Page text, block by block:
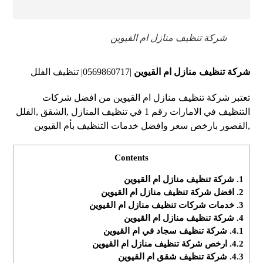
شركة تنظيف منازل ام القيوين
شركة تنظيف منازل ام القيوين |0569860717| تنظيف الفلل
تعتبر شركة تنظيف منازل ام القيوين من افضل شركات
التنظيف في الامارات رقم 1 في تنظيف المنازل ,الشقق ,الفلل
,القصور بارخص سعر وافضل خدمات التنظيف بأم القيوين
Contents
1. شركة تنظيف منازل ام القيوين
2.
افضل شركة تنظيف منازل ام القيوين
3. خدمات شركات تنظيف منازل ام القيوين
4. شركة تنظيف منازل ام القيوين
4.1. شركة تنظيف سجاد في ام القيوين
4.2.
ارخص شركة تنظيف منازل ام القيوين
4.3. شركة تنظيف شقق ام القيوين